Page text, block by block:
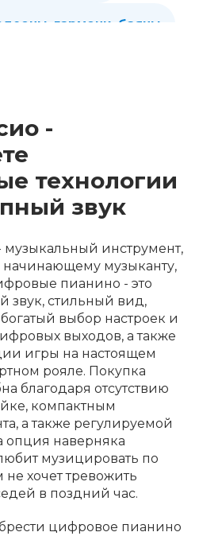
гармони, баяны
подарки
-
технологии
звук
инструмент,
музыканту,
пианино - это
звук, стильный вид,
выбор настроек и
выходов, а также
игры на настоящем
рояле. Покупка
благодаря отсутствию
компактным
а также регулируемой
опция наверняка
музицировать по
хочет тревожить
в поздний час.
цифровое пианино